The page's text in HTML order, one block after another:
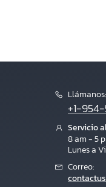
Llámanos:
+1-
Servicio
8 am - 5
Lunes a
Correo: